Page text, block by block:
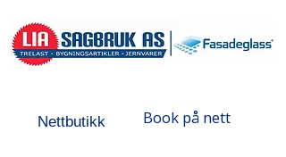
Nettbutikk Book på nett